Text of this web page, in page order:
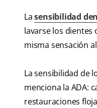
Lasensibilidad
lavarse los
misma sensación
La sensibilidad de
menciona la ADA:
restauraciones